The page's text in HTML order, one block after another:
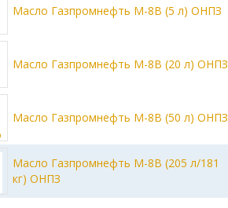
Масло Газпромнефть М-8В (5 л) ОНПЗ
Масло Газпромнефть М-8В (20 л) ОНПЗ
Масло Газпромнефть М-8В (50 л) ОНПЗ
Масло Газпромнефть М-8В (205 л/181
кг) ОНПЗ